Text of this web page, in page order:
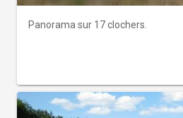
Panorama sur 17 clochers.